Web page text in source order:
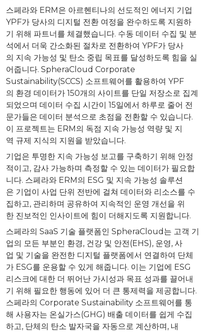
스페라와 ERM은 아르헨티나의 선도적인 에너지 기업
YPF가 당사의 디지털 전환 여정을 완수하도록 지원하
기 위해 파트너를 체결했습니다. 수동 데이터 수집 및 분
석에서 더욱 간소화된 절차로 전환하여 YPF가 당사
의 지속 가능성 및 탄소 중립 목표를 달성하도록 힘을 실
어줍니다. SpheraCloud Corporate
Sustainability(SCCS) 소프트웨어를 활용하여 YPF
의 환경 데이터가 150개의 사이트를 단일 저장소로 집계
되었으며 데이터 수집 시간이 15일에서 하루로 줄어 전
문가들은 데이터 분석으로 초점을 전환할 수 있습니다.
이 프로젝트는 ERM의 독점 지속 가능성 역량 및 지
역 규제 지식의 지원을 받았습니다.
기업은 투명한 지속 가능성 보고를 구축하기 위해 안정
적이고, 감사 가능하며 측정할 수 있는 데이터가 필요합
니다. 스페라와 ERM의 ESG 및 지속 가능성 솔루션
은 기업이 사업 단위 전반에 걸쳐 데이터와 리소스를 수
집하고, 관리하며 공유하여 지속적인 운영 개선을 위
한 진보적인 인사이트에 힘이 더해지도록 지원합니다.
스페라의 SaaS 기술 플랫폼인 SpheraCloud는 고객 기
업의 모든 부분인 환경, 건강 및 안전(EHS), 운영, 사
업 및 기술을 완전한 디지털 플랫폼에서 연결하여 단체
가 ESG를 운용할 수 있게 해줍니다. 이는 기업에 ESG
리스크에 대한 더 뛰어난 가시성과 목표 성과를 끌어내
기 위해 필요한 행동에 있어 더 큰 통제력을 제공합니다.
스페라의 Corporate Sustainability 소프트웨어를 통
해 사용자는 온실가스(GHG) 배출 데이터를 쉽게 수집
하고, 단체의 탄소 발자국을 자동으로 계산하며, 내